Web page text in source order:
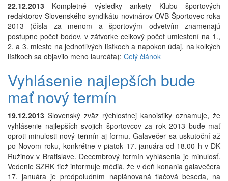
22.12.2013 Kompletné výsledky ankety Klubu športových
redaktorov Slovenského syndikátu novinárov OVB Športovec roka
2013 (čísla za menom a športovým odvetvím znamenajú
postupne počet bodov, v zátvorke celkový počet umiestení na 1.,
2. a 3. mieste na jednotlivých lístkoch a napokon údaj, na koľkých
lístkoch sa objavilo meno laureáta): Celý článok
Vyhlásenie najlepších bude
mať nový termín
19.12.2013 Slovenský zväz rýchlostnej kanoistiky oznamuje, že
vyhlásenie najlepších svojich športovcov za rok 2013 bude mať
oproti minulosti nový termín aj formu. Galavečer sa uskutoční až
po Novom roku, konkrétne v piatok 17. januára od 18.00 h v DK
Ružinov v Bratislave. Decembrový termín vyhlásenia je minulosť.
Vedenie SZRK tiež informuje médiá, že v deň konania galavečera
17. januára je predpoludním naplánovaná tlačová beseda, na